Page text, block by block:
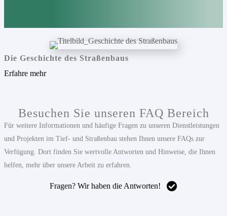
Die Geschichte des Straßenbaus
Erfahre mehr
Besuchen Sie unseren FAQ Bereich
Für weitere Informationen und häufige Fragen zu unseren Dienstleistungen
und Projekten im Tief- und Straßenbau stehen Ihnen unsere FAQs zur
Verfügung. Dort finden Sie wertvolle Antworten und Hinweise, die Ihnen
helfen, mehr über unsere Arbeit zu erfahren.
Fragen? Wir haben die Antworten!